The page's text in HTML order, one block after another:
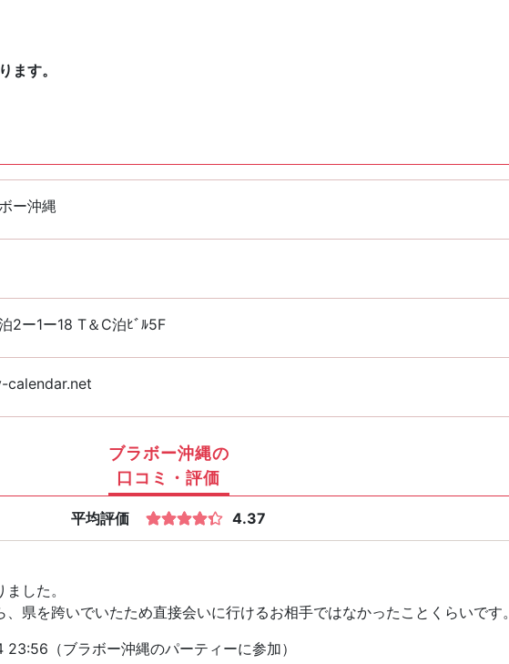
ます。
ー沖縄
2ー1ー18 T＆C泊ﾋﾞﾙ5F
calendar.net
ブラボー沖縄の
口コミ・評価
平均評価 4.37
した。
県を跨いでいたため直接会いに行けるお相手ではなかったことくらいです。
（ブラボー沖縄のパーティーに参加）